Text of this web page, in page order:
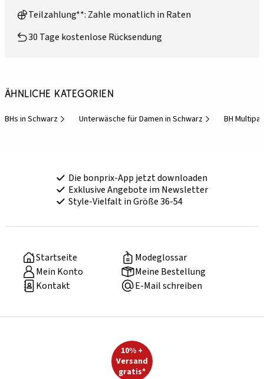
Teilzahlung**: Zahle monatlich in Raten
30 Tage kostenlose Rücksendung
Ähnliche Kategorien
BHs in Schwarz Unterwäsche für Damen in Schwarz BH
Die bonprix-App jetzt downloaden
Exklusive Angebote im Newsletter
Style-Vielfalt in Größe 36-54
Startseite
Modeglossar
Mein Konto
Meine Bestellung
Kontakt
E-Mail schreiben
10% +
Versand
gratis*